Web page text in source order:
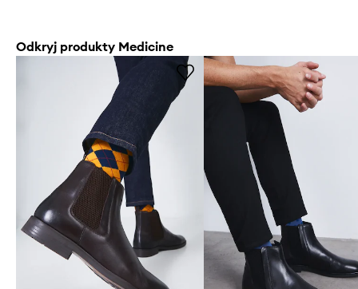
Odkryj produkty Medicine